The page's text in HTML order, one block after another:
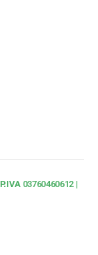
P.IVA03760460612 |